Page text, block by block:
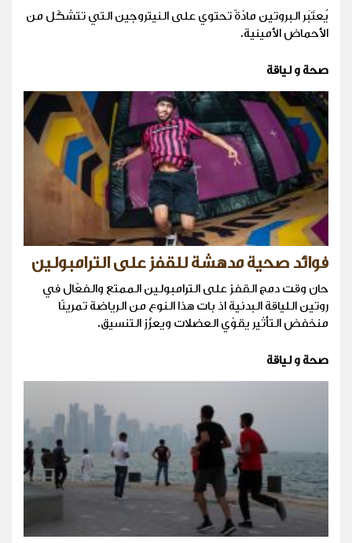
يُعتَبَر البروتين مادّةً تحتوي على النيتروجين التي تتشكّل من
الأحماض الأمينية.
صحة و لياقة
فوائد صحية مدهشة للقفز على الترامبولين
حان وقت دمج القفز على الترامبولين الممتع والفعّال في
روتين اللياقة البدنية اذ بات هذا النوع من الرياضة تمرينًا
منخفض التأثير يقوّي العضلات ويعزّز التنسيق.
صحة و لياقة